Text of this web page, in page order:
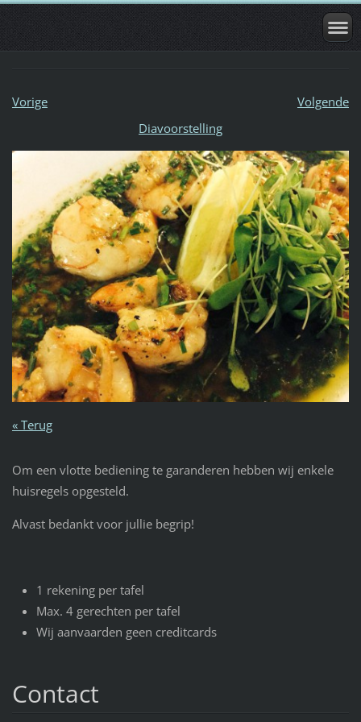
Vorige
Volgende
Diavoorstelling
« Terug
Om een vlotte bediening te garanderen hebben wij enkele
huisregels opgesteld.
Alvast bedankt voor jullie begrip!
1 rekening per tafel
Max. 4 gerechten per tafel
Wij aanvaarden geen creditcards
Contact